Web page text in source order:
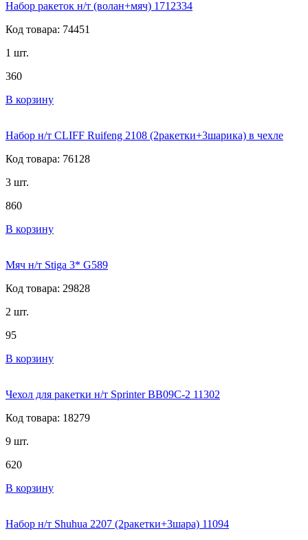
Набор ракеток н/т (волан+мяч) 1712334
Код товара: 74451
1 шт.
360
В корзину
Набор н/т CLIFF Ruifeng 2108 (2ракетки+3шарика) в чехле
Код товара: 76128
3 шт.
860
В корзину
Мяч н/т Stiga 3* G589
Код товара: 29828
2 шт.
95
В корзину
Чехол для ракетки н/т Sprinter BB09C-2 11302
Код товара: 18279
9 шт.
620
В корзину
Набор н/т Shuhua 2207 (2ракетки+3шара) 11094